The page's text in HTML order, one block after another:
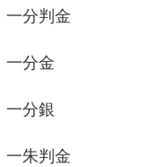
一分判金
一分金
一分銀
一朱判金